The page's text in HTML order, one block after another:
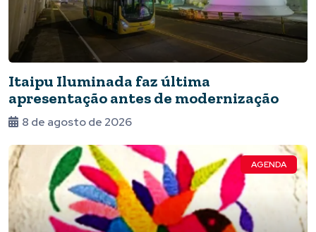
Itaipu Iluminada faz última
apresentação antes de modernização
8 de agosto de 2026
AGENDA